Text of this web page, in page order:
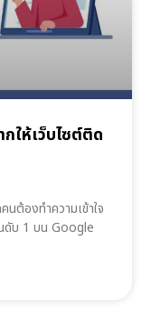
ให้เว็บไซต์ติด
ต้องทำความเข้าใจ
ดับ 1 บน Google